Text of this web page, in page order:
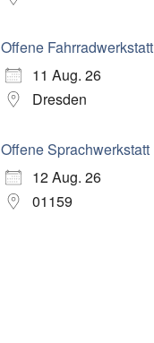
Offene Fahrradwerkstatt
11 Aug. 26
Dresden
Offene Sprachwerkstatt
12 Aug. 26
01159